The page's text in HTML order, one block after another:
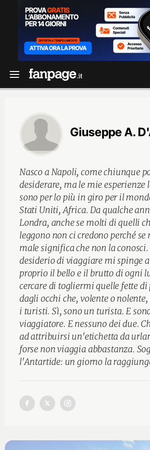
Giuseppe A.
Nasco a Napoli, come chiunque
desiderare, ma le mie esperienze
sono per lo più in giro per il
Stati Uniti, Africa. Da qualche
Londra, anche se molti di quelli
leggono non ci credono perché se
male significa che non la
desiderio di viaggiare mi spinge
proprio il bello e il brutto di ogni
cercare di togliermi quelle fette
dagli occhi che, volente o
i turisti. Sì, sono un turista. E
viaggiatore. E nessuno dei due.
ad attribuirsi un'etichetta da
forse non viaggia abbastanza.
l'Antartide: un giorno la